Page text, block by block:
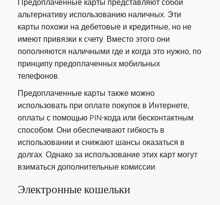
альтернативу использованию наличных. Эти
карты похожи на дебетовые и кредитные, но не
имеют привязки к счету. Вместо этого они
пополняются наличными где и когда это нужно, по
принципу предоплаченных мобильных
телефонов.
Предоплаченные карты также можно
использовать при оплате покупок в Интернете,
оплаты с помощью PIN-кода или бесконтактным
способом. Они обеспечивают гибкость в
использовании и снижают шансы оказаться в
долгах. Однако за использование этих карт могут
взиматься дополнительные комиссии.
Электронные кошельки